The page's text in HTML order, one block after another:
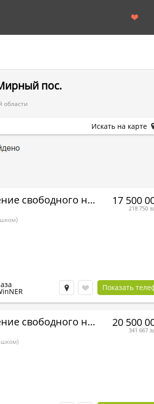
пос.
области
Продается помещение свободного назначения 17 500
218 750
Показать
Продается помещение свободного назначения 20 500
341 667
Искать на карте